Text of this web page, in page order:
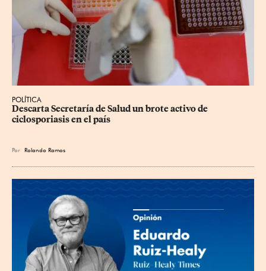
POLÍTICA
Descarta Secretaría de Salud un brote activo de
ciclosporiasis en el país
Por Rolando Ramos